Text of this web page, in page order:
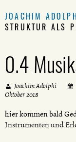
JOACHIM
STRUKTUR ALS
0.4
Joachim Adolphi
Oktober 2018
hier kommen bald
Instrumenten und